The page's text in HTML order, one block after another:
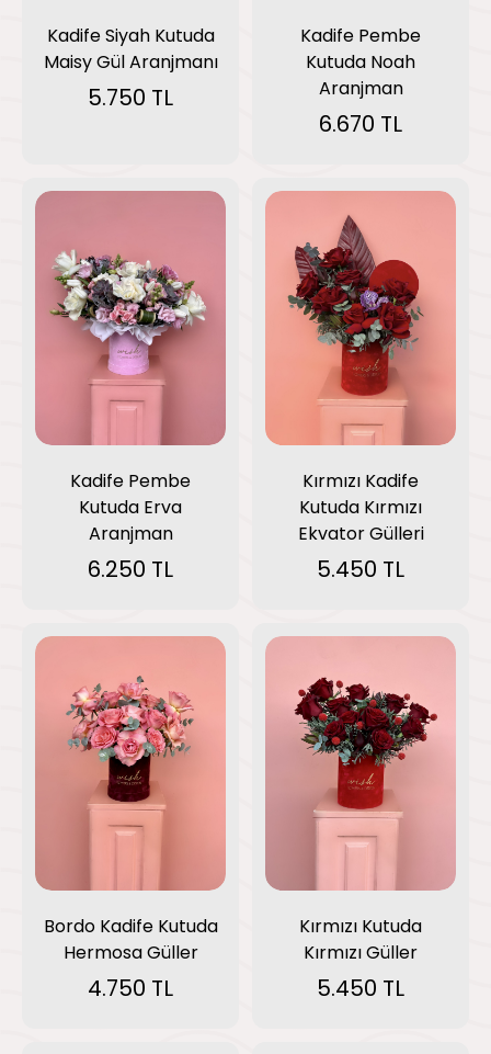
Kadife Siyah Kutuda
Maisy Gül Aranjmanı
5.750 TL
Kadife Pembe
Kutuda Noah
Aranjman
6.670 TL
Kadife Pembe
Kutuda Erva
Aranjman
6.250 TL
Kırmızı Kadife
Kutuda Kırmızı
Ekvator Gülleri
5.450 TL
Bordo Kadife Kutuda
Hermosa Güller
4.750 TL
Kırmızı Kutuda
Kırmızı Güller
5.450 TL